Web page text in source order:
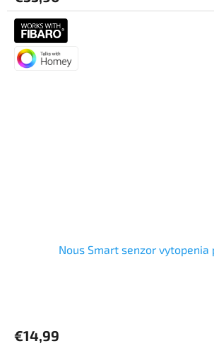
Nous Smart senzor vytopenia
€14,99